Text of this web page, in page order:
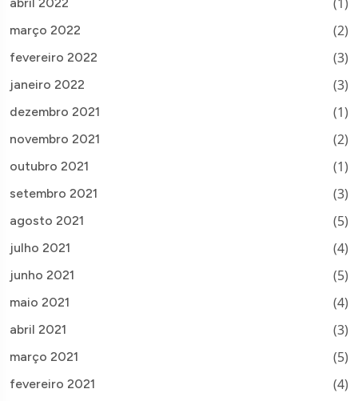
março 2022 (2)
fevereiro 2022 (3)
janeiro 2022 (3)
dezembro 2021 (1)
novembro 2021 (2)
outubro 2021 (1)
setembro 2021 (3)
agosto 2021 (5)
julho 2021 (4)
junho 2021 (5)
maio 2021 (4)
abril 2021 (3)
março 2021 (5)
fevereiro 2021 (4)